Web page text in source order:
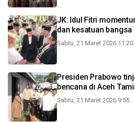
JK: Idul Fitri
dan kesatuan bangsa
Sabtu, 21 Maret 2026 11:20
Presiden Prabowo
bencana di Aceh
Sabtu, 21 Maret 2026 9:55